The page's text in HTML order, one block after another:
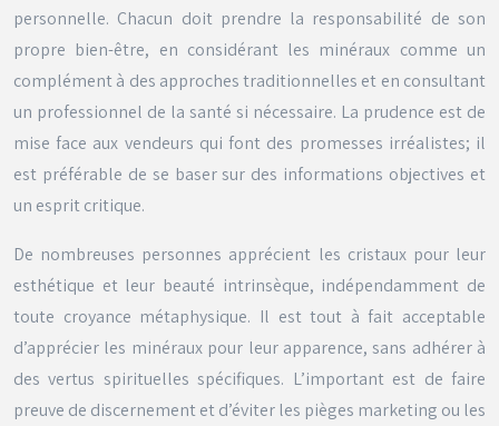
personnelle. Chacun doit prendre la responsabilité de son
propre bien-être, en considérant les minéraux comme un
complément à des approches traditionnelles et en consultant
un professionnel de la santé si nécessaire. La prudence est de
mise face aux vendeurs qui font des promesses irréalistes; il
est préférable de se baser sur des informations objectives et
un esprit critique.
De nombreuses personnes apprécient les cristaux pour leur
esthétique et leur beauté intrinsèque, indépendamment de
toute croyance métaphysique. Il est tout à fait acceptable
d’apprécier les minéraux pour leur apparence, sans adhérer à
des vertus spirituelles spécifiques. L’important est de faire
preuve de discernement et d’éviter les pièges marketing ou les